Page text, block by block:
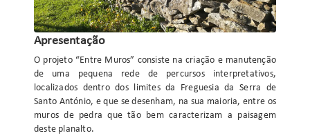
Apresentação
O projeto “Entre Muros” consiste na criação e manutenção
de uma pequena rede de percursos interpretativos,
localizados dentro dos limites da Freguesia da Serra de
Santo António, e que se desenham, na sua maioria, entre os
muros de pedra que tão bem caracterizam a paisagem
deste planalto.